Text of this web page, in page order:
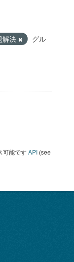
解決
グル
可能ですAPI (see